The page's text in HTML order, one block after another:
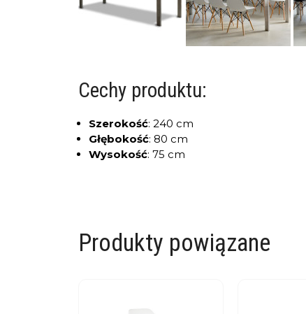
Cechy produktu:
Szerokość: 240 cm
Głębokość: 80 cm
Wysokość: 75 cm
Produkty powiązane